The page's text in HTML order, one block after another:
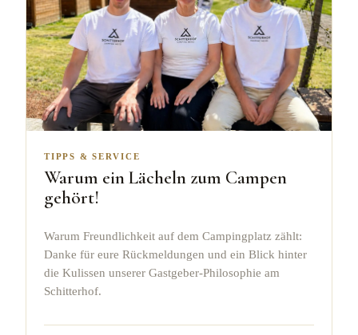
TIPPS & SERVICE
Warum ein Lächeln zum Campen
gehört!
Warum Freundlichkeit auf dem Campingplatz zählt:
Danke für eure Rückmeldungen und ein Blick hinter
die Kulissen unserer Gastgeber-Philosophie am
Schitterhof.